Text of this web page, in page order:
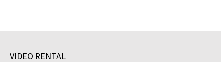
VIDEO RENTAL